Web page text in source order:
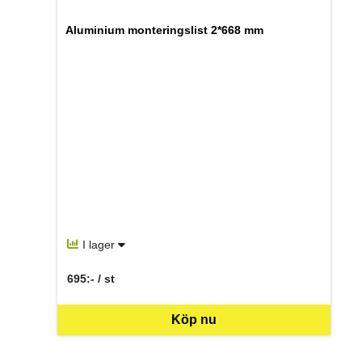
Aluminium monteringslist 2*668 mm
I lager
Köp nu
695:- / st
SEK per ST